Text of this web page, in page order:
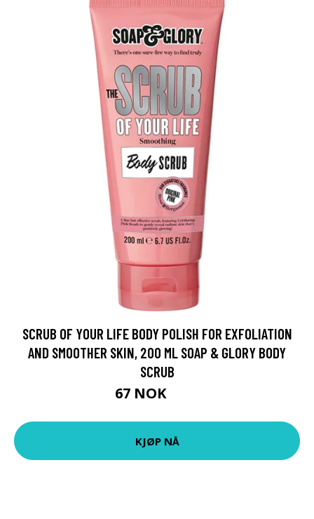
SCRUB OF YOUR LIFE BODY POLISH FOR EXFOLIATION
AND SMOOTHER SKIN, 200 ML SOAP & GLORY BODY
SCRUB
67 NOK
KJØP NÅ